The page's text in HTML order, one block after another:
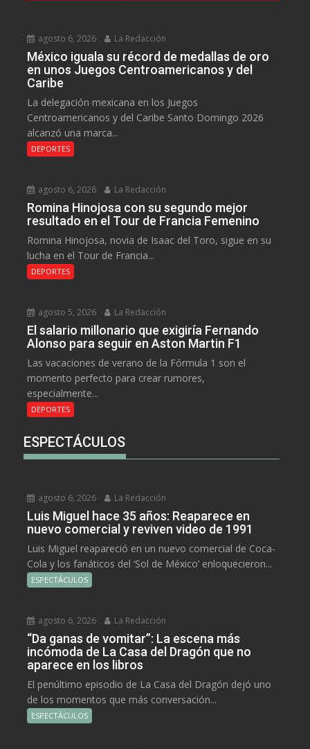
agosto 6, 2026 La Redacción
México iguala su récord de medallas de oro
en unos Juegos Centroamericanos y del
Caribe
La delegación mexicana en los Juegos
Centroamericanos y del Caribe Santo Domingo 2026
alcanzó una marca...
DEPORTES
agosto 6, 2026 La Redacción
Romina Hinojosa con su segundo mejor
resultado en el Tour de Francia Femenino
Romina Hinojosa, novia de Isaac del Toro, sigue en su
lucha en el Tour de Francia...
DEPORTES
agosto 5, 2026 La Redacción
El salario millonario que exigiría Fernando
Alonso para seguir en Aston Martin F1
Las vacaciones de verano de la Fórmula 1 son el
momento perfecto para crear rumores,
especialmente...
DEPORTES
ESPECTÁCULOS
agosto 6, 2026 La Redacción
Luis Miguel hace 35 años: Reaparece en
nuevo comercial y reviven video de 1991
Luis Miguel reapareció en un nuevo comercial de Coca-
Cola y los fanáticos del ‘Sol de México’ enloquecieron...
ESPECTÁCULOS
agosto 6, 2026 La Redacción
“Da ganas de vomitar”: La escena más
incómoda de La Casa del Dragón que no
aparece en los libros
El penúltimo episodio de La Casa del Dragón dejó uno
de los momentos que más conversación...
ESPECTÁCULOS